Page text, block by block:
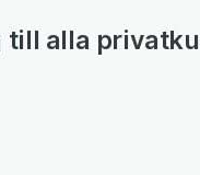
till alla